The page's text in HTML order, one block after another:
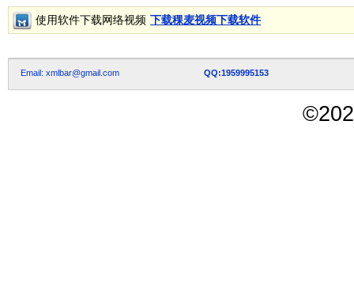
使用软件下载网络视频 下载稞麦视频下载软件
Email: xmlbar@gmail.com QQ:1959995153
©